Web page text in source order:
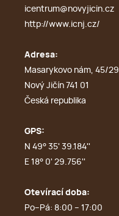
icentrum@novyjicin.cz
http://www.icnj.cz/
Adresa:
Masarykovo nám, 45/29
Nový Jičín 741 01
Česká republika
GPS:
N 49° 35' 39.184''
E 18° 0' 29.756''
Otevírací doba:
Po–Pá: 8:00 – 17:00